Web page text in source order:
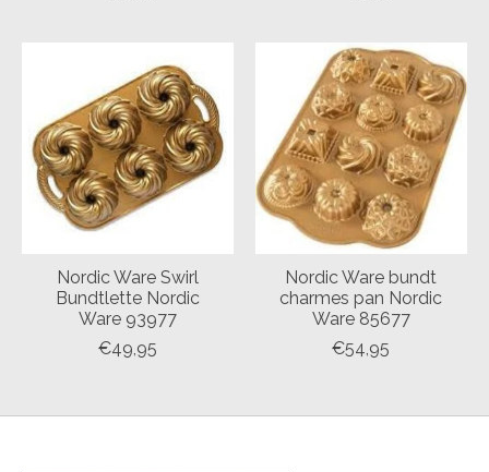
Nordic Ware Swirl
Bundtlette Nordic
Ware 93977
€49,95
Nordic Ware bundt
charmes pan Nordic
Ware 85677
€54,95